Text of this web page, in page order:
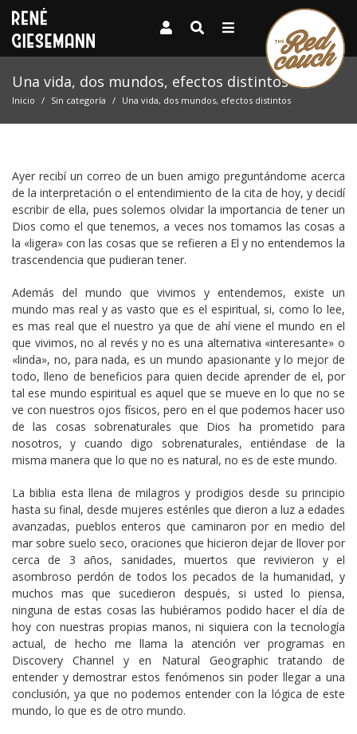
Una vida, dos mundos, efectos distintos
Inicio Sin categoría Una vida, dos mundos, efectos distintos
Ayer recibí un correo de un buen amigo preguntándome acerca
de la interpretación o el entendimiento de la cita de hoy, y decidí
escribir de ella, pues solemos olvidar la importancia de tener un
Dios como el que tenemos, a veces nos tomamos las cosas a
la «ligera» con las cosas que se refieren a El y no entendemos la
trascendencia que pudieran tener.
Además del mundo que vivimos y entendemos, existe un
mundo mas real y as vasto que es el espiritual, si, como lo lee,
es mas real que el nuestro ya que de ahí viene el mundo en el
que vivimos, no al revés y no es una alternativa «interesante» o
«linda», no, para nada, es un mundo apasionante y lo mejor de
todo, lleno de beneficios para quien decide aprender de el, por
tal ese mundo espiritual es aquel que se mueve en lo que no se
ve con nuestros ojos físicos, pero en el que podemos hacer uso
de las cosas sobrenaturales que Dios ha prometido para
nosotros, y cuando digo sobrenaturales, entiéndase de la
misma manera que lo que no es natural, no es de este mundo.
La biblia esta llena de milagros y prodigios desde su principio
hasta su final, desde mujeres estériles que dieron a luz a edades
avanzadas, pueblos enteros que caminaron por en medio del
mar sobre suelo seco, oraciones que hicieron dejar de llover por
cerca de 3 años, sanidades, muertos que revivieron y el
asombroso perdón de todos los pecados de la humanidad, y
muchos mas que sucedieron después, si usted lo piensa,
ninguna de estas cosas las hubiéramos podido hacer el día de
hoy con nuestras propias manos, ni siquiera con la tecnología
actual, de hecho me llama la atención ver programas en
Discovery Channel y en Natural Geographic tratando de
entender y demostrar estos fenómenos sin poder llegar a una
conclusión, ya que no podemos entender con la lógica de este
mundo, lo que es de otro mundo.